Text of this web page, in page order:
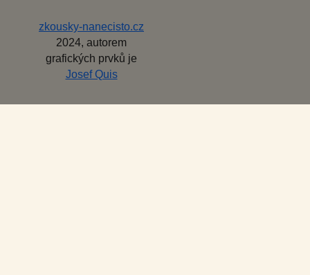
zkousky-nanecisto.cz
2024, autorem
grafických prvků je
Josef Quis